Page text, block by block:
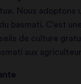
Nous
basmati. C’est
de culture
aux